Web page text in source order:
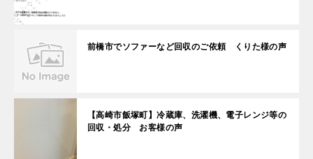
前橋市でソファーなど回収のご依頼 くりた様の声
【高崎市飯塚町】冷蔵庫、洗濯機、電子レンジ等の
回収・処分 お客様の声